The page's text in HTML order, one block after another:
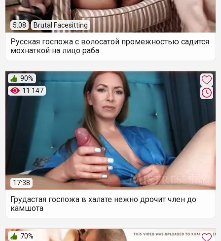
5:08 Brutal Facesitting
Русская госпожа с волосатой промежностью садится
мохнаткой на лицо раба
11 147
90%
17:38
Грудастая госпожа в халате нежно дрочит член до
камшота
70%